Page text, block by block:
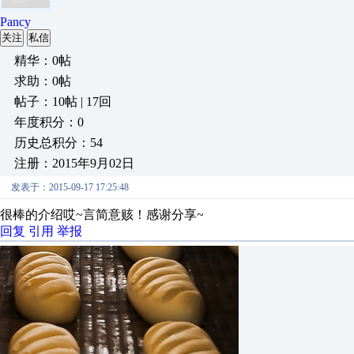
Pancy
关注 私信
精华：0帖
求助：0帖
帖子：10帖 | 17回
年度积分：0
历史总积分：54
注册：2015年9月02日
发表于：2015-09-17 17:25:48
很棒的介绍哎~言简意赅！感谢分享~
回复 引用 举报